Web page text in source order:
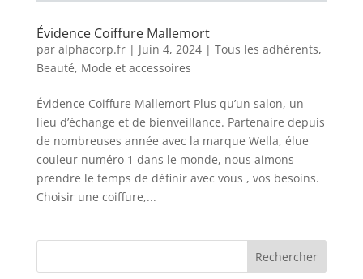
Évidence Coiffure Mallemort
par alphacorp.fr| Juin 4, 2024| Tous les adhérents,
Beauté, Mode et accessoires
Évidence Coiffure Mallemort Plus qu’un salon, un
lieu d’échange et de bienveillance. Partenaire depuis
de nombreuses année avec la marque Wella, élue
couleur numéro 1 dans le monde, nous aimons
prendre le temps de définir avec vous , vos besoins.
Choisir une coiffure,...
Rechercher